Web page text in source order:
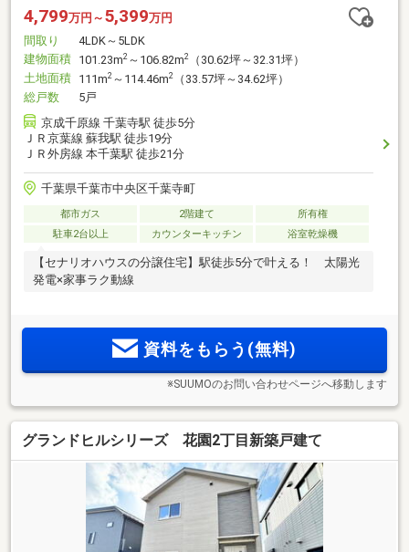
4,799万円～ 5,399万円
間取り
4LDK～5LDK
建物面積 101.23m2 ～106.82m2
（30.62坪～32.31坪）
土地面積 111m2 ～114.46m2
（33.57坪～34.62坪）
総戸数
5戸
京成千原線 千葉寺駅 徒歩5分
ＪＲ京葉線 蘇我駅 徒歩19分
ＪＲ外房線 本千葉駅 徒歩21分
千葉県千葉市中央区千葉寺町
都市ガス 2階建て
所有権
駐車2台以上
カウンターキッチン 浴室乾燥機
【セナリオハウスの分譲住宅】駅徒歩5分で叶える！ 太陽光
発電×家事ラク動線
資料をもらう(無料)
※SUUMOのお問い合わせページへ移動します
グランドヒルシリーズ 花園2丁目新築戸建て